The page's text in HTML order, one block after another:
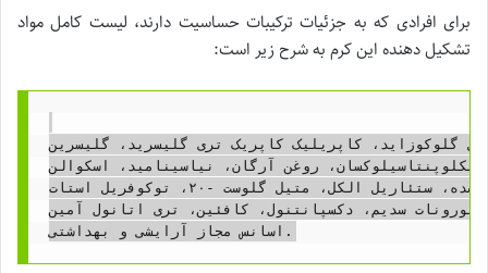
برای افرادی که به جزئیات ترکیبات حساسیت دارند، لیست کامل مواد
تشکیل دهنده این کرم به شرح زیر است:
گلوکوزاید، کاپریلیک کاپریک تری گلیسرید، گلیسرین،
پی ای جی -۱۰۰ استئارات، سیکلوپنتاسیلوکسان، روغن آرگان، نیاسینامید، اسکوالن،
عصاره ریشه پاناکس جین سنگ، کلاژن هیدرولیز شده، ستئاریل الکل، متیل گلوست -۲۰، توکوفریل استات،
سدیم، دکسپانتنول، کافئین، تری اتانول آمین،